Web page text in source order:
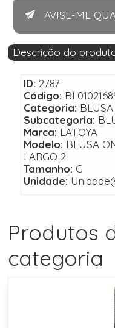
AVISE-ME
Descrição do
ID: 2787
Código:
Categoria: BLUSA
Subcategoria:
Marca: LATOYA
Modelo: BLUSA
LARGO 2
Tamanho: G
Unidade:
Produtos
categoria